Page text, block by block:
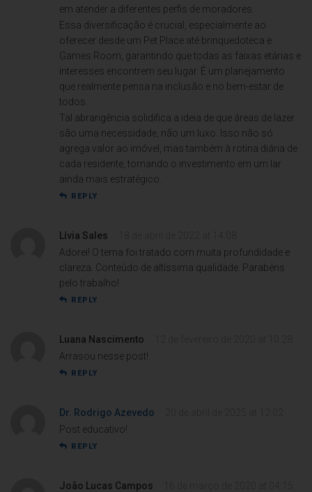
em atender a diferentes perfis de moradores.
Essa diversificação é crucial, especialmente ao
oferecer desde um Pet Place até brinquedoteca e
Games Room, garantindo que todas as faixas etárias e
interesses encontrem seu lugar. É um planejamento
que realmente pensa na inclusão e no bem-estar de
todos.
Tal abrangência solidifica a ideia de que áreas de lazer
são uma necessidade, não um luxo. Isso não só
agrega valor ao imóvel, mas também à rotina diária de
cada residente, tornando o investimento em um lar
ainda mais estratégico.
REPLY
Lívia Sales
Adorei! O tema foi tratado com muita profundidade e
clareza. Conteúdo de altíssima qualidade. Parabéns
pelo trabalho!
REPLY
Luana Nascimento
Arrasou nesse post!
REPLY
Dr. Rodrigo Azevedo
Post educativo!
REPLY
João Lucas Campos